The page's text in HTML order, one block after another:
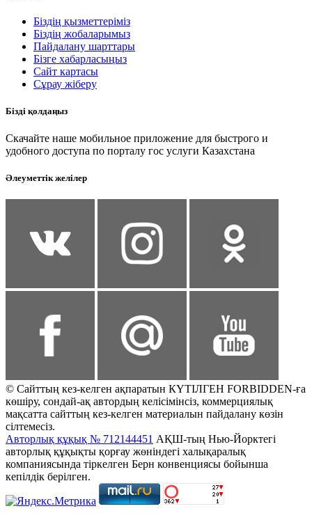
Біздің қызметтеріміз
Біздің жобаларымыз
Пайдалану шарттары
Бізге хабарласыңыз
Сайт картасы
Сұрау жіберу
Бізді қолдаңыз
Скачайте наше мобильное приложение для быстрого и
удобного доступа по порталу гос услуги Казахстана
Әлеуметтік желілер
© Сайттың кез-келген ақпаратын КҮТІЛГЕН FORBIDDEN-ға
көшіру, сондай-ақ автордың келісімінсіз, коммерциялық
мақсатта сайттың кез-келген материалын пайдалану көзін
сілтемесіз.
Авторлық құқық № 712144451 АҚШ-тың Нью-Йорктегі
авторлық құқықты қорғау жөніндегі халықаралық
компаниясында тіркелген Берн конвенциясы бойынша
кепілдік берілген.